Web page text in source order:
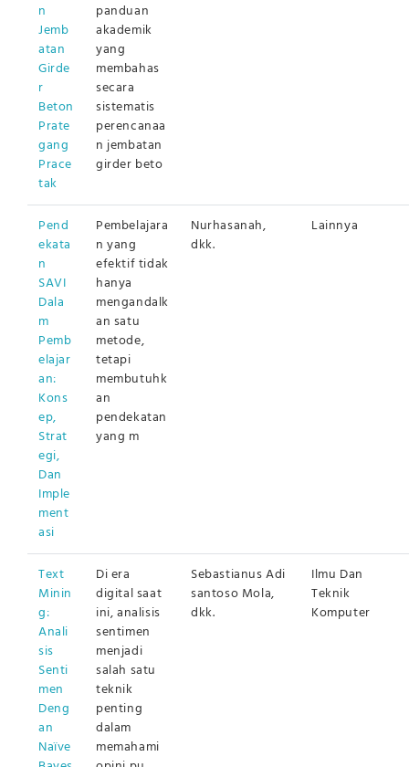
n
Jemb
atan
Girde
r
Beton
Prate
gang
Prace
tak
panduan
akademik
yang
membahas
secara
sistematis
perencanaa
n jembatan
girder beto
Pend
ekata
n
SAVI
Dala
m
Pemb
elajar
an:
Kons
ep,
Strat
egi,
Dan
Imple
ment
asi
Pembelajara
n yang
efektif tidak
hanya
mengandalk
an satu
metode,
tetapi
membutuhk
an
pendekatan
yang m
Nurhasanah,
dkk.
Lainnya
Text
Minin
g:
Anali
sis
Senti
men
Deng
an
Naïve
Di era
digital saat
ini, analisis
sentimen
menjadi
salah satu
teknik
penting
dalam
memahami
Sebastianus Adi
santoso Mola,
dkk.
Ilmu Dan
Teknik
Komputer